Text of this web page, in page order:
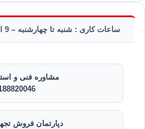
ساعات کاری : شنبه تا چهارشنبه – 9 الی 17 | پنجشنبه – 9 الی 12
مشاوره فنی و
دپارتمان فروش